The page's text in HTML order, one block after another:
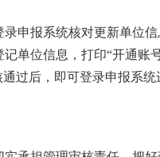
录申报系统核对更新单位
单位信息，打印“开通账
通过后，即可登录申报系